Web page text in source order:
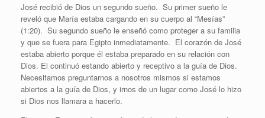
José recibió de Dios un segundo sueño. Su primer sueño le
reveló que María estaba cargando en su cuerpo al “Mesías”
(1:20). Su segundo sueño le enseñó como proteger a su familia
y que se fuera para Egipto inmediatamente. El corazón de José
estaba abierto porque él estaba preparado en su relación con
Dios. El continuó estando abierto y receptivo a la guía de Dios.
Necesitamos preguntarnos a nosotros mismos si estamos
abiertos a la guía de Dios, y irnos de un lugar como José lo hizo
si Dios nos llamara a hacerlo.